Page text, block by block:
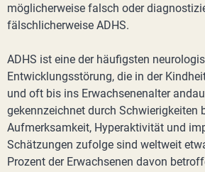
möglicherweise falsch oder
fälschlicherweise ADHS.
ADHS ist eine der häufigsten
Entwicklungsstörung, die in der
und oft bis ins Erwachsenenalter
gekennzeichnet durch Schwierigkeiten
Aufmerksamkeit, Hyperaktivität und
Schätzungen zufolge sind weltweit
Prozent der Erwachsenen davon